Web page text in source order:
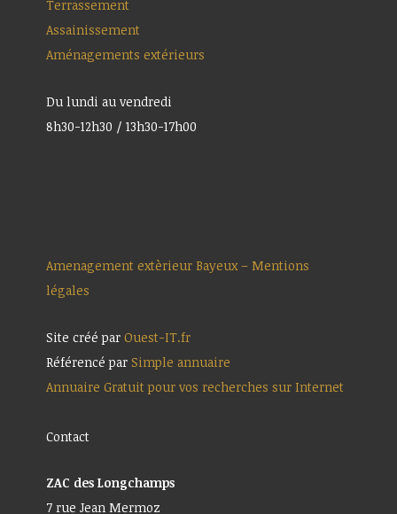
Terrassement
Assainissement
Aménagements extérieurs
Du lundi au vendredi
8h30-12h30 / 13h30-17h00
Amenagement extèrieur Bayeux – Mentions
légales
Site créé par Ouest-IT.fr
Référencé par Simple annuaire
Annuaire Gratuit pour vos recherches sur Internet
Contact
ZAC des Longchamps
7 rue Jean Mermoz